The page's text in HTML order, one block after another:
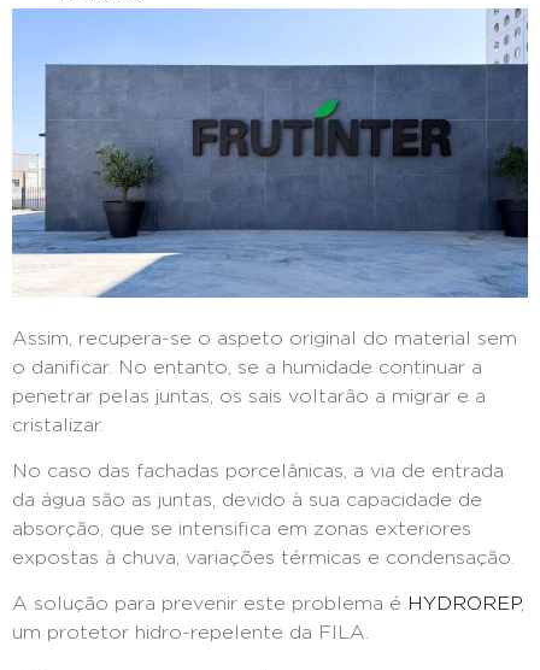
Assim, recupera-se o aspeto original do material sem
o danificar. No entanto, se a humidade continuar a
penetrar pelas juntas, os sais voltarão a migrar e a
cristalizar.
No caso das fachadas porcelânicas, a via de entrada
da água são as juntas, devido à sua capacidade de
absorção, que se intensifica em zonas exteriores
expostas à chuva, variações térmicas e condensação.
A solução para prevenir este problema é HYDROREP,
um protetor hidro-repelente da FILA.